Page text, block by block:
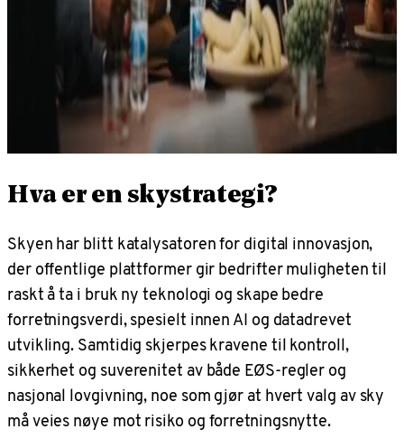
Hva er en skystrategi?
Skyen har blitt katalysatoren for digital innovasjon,
der offentlige plattformer gir bedrifter muligheten til
raskt å ta i bruk ny teknologi og skape bedre
forretningsverdi, spesielt innen AI og datadrevet
utvikling. Samtidig skjerpes kravene til kontroll,
sikkerhet og suverenitet av både EØS-regler og
nasjonal lovgivning, noe som gjør at hvert valg av sky
må veies nøye mot risiko og forretningsnytte.​